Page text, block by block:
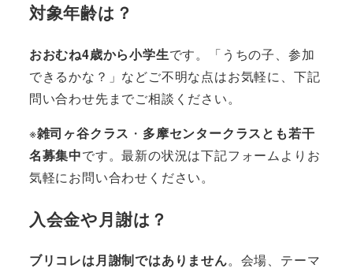
対象年齢は？
おおむね4歳から小学生です。「うちの子、参加
できるかな？」などご不明な点はお気軽に、下記
問い合わせ先までご相談ください。
※雑司ヶ谷クラス ・ 多摩センタークラスとも若干
名募集中です。最新の状況は下記フォームよりお
気軽にお問い合わせください。
入会金や月謝は？
ブリコレは月謝制ではありません。会場、テーマ